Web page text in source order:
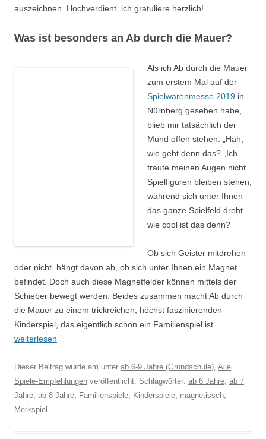
auszeichnen. Hochverdient, ich gratuliere herzlich!
Was ist besonders an Ab durch die Mauer?
Als ich Ab durch die Mauer
zum erstem Mal auf der
Spielwarenmesse 2019 in
Nürnberg gesehen habe,
blieb mir tatsächlich der
Mund offen stehen. „Häh,
wie geht denn das? „Ich
traute meinen Augen nicht.
Spielfiguren bleiben stehen,
während sich unter Ihnen
das ganze Spielfeld dreht…
wie cool ist das denn?
Ob sich Geister mitdrehen
oder nicht, hängt davon ab, ob sich unter Ihnen ein Magnet
befindet. Doch auch diese Magnetfelder können mittels der
Schieber bewegt werden. Beides zusammen machtAb durch
die Mauer zu einem trickreichen, höchst faszinierenden
Kinderspiel, das eigentlich schon ein Familienspiel ist.
weiterlesen
Dieser Beitrag wurde am unter ab 6-9 Jahre (Grundschule), Alle
Spiele-Empfehlungen veröffentlicht. Schlagwörter: ab 6 Jahre, ab 7
Jahre, ab 8 Jahre, Familienspiele, Kinderspiele, magnetissch,
Merkspiel .